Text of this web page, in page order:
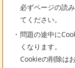
必ずページの読
てください。
問題の途中に
くなります。
Cookieの削除は